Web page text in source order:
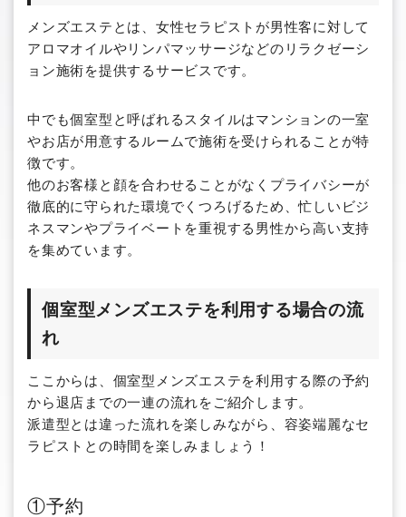
メンズエステとは、女性セラピストが男性客に対して
アロマオイルやリンパマッサージなどのリラクゼーシ
ョン施術を提供するサービスです。
中でも個室型と呼ばれるスタイルはマンションの一室
やお店が用意するルームで施術を受けられることが特
徴です。
他のお客様と顔を合わせることがなくプライバシーが
徹底的に守られた環境でくつろげるため、忙しいビジ
ネスマンやプライベートを重視する男性から高い支持
を集めています。
個室型メンズエステを利用する場合の流
れ
ここからは、個室型メンズエステを利用する際の予約
から退店までの一連の流れをご紹介します。
派遣型とは違った流れを楽しみながら、容姿端麗なセ
ラピストとの時間を楽しみましょう！
①予約